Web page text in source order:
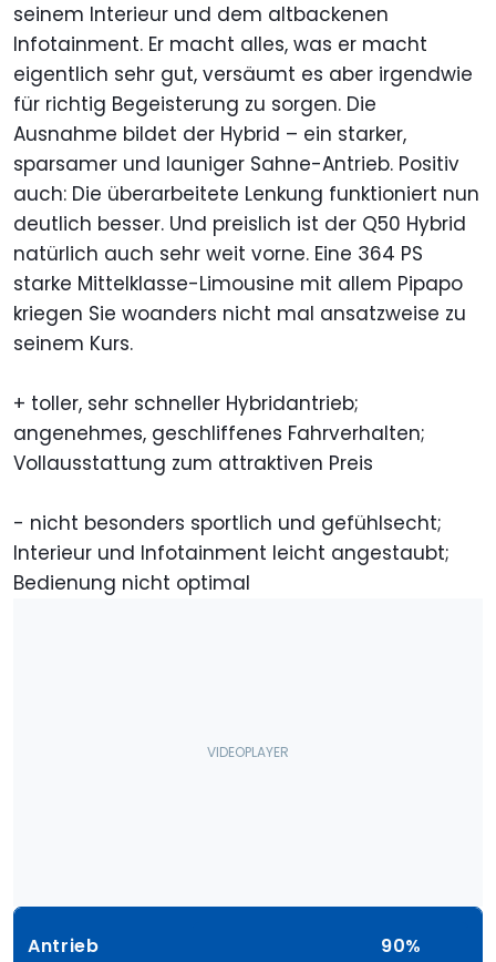
seinem Interieur und dem altbackenen
Infotainment. Er macht alles, was er macht
eigentlich sehr gut, versäumt es aber irgendwie
für richtig Begeisterung zu sorgen. Die
Ausnahme bildet der Hybrid – ein starker,
sparsamer und launiger Sahne-Antrieb. Positiv
auch: Die überarbeitete Lenkung funktioniert nun
deutlich besser. Und preislich ist der Q50 Hybrid
natürlich auch sehr weit vorne. Eine 364 PS
starke Mittelklasse-Limousine mit allem Pipapo
kriegen Sie woanders nicht mal ansatzweise zu
seinem Kurs.
+ toller, sehr schneller Hybridantrieb;
angenehmes, geschliffenes Fahrverhalten;
Vollausstattung zum attraktiven Preis
- nicht besonders sportlich und gefühlsecht;
Interieur und Infotainment leicht angestaubt;
Bedienung nicht optimal
Antrieb 90%